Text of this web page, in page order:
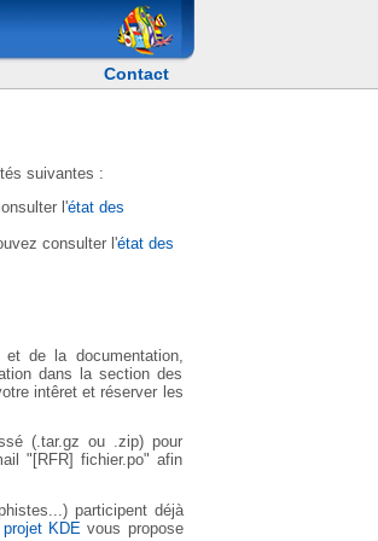
Contact
suivantes :
l'état des
consulter l'état des
de la documentation,
dans la section des
intêret et réserver les
(.tar.gz ou .zip) pour
"[RFR] fichier.po" afin
participent déjà
projet KDE vous propose